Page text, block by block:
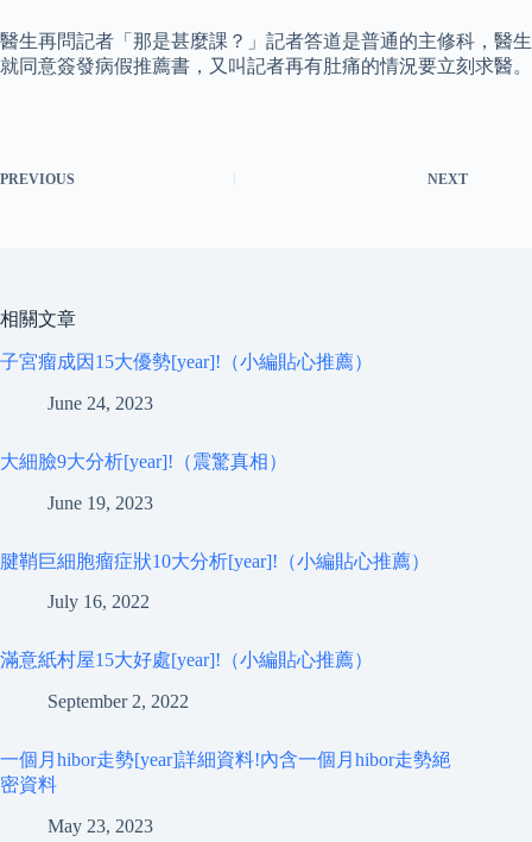
醫生再問記者「那是甚麼課？」記者答道是普通的主修科，醫生
就同意簽發病假推薦書，又叫記者再有肚痛的情況要立刻求醫。
PREVIOUS NEXT
相關文章
子宮瘤成因15大優勢[year]!（小編貼心推薦）
June 24, 2023
大細臉9大分析[year]!（震驚真相）
June 19, 2023
腱鞘巨細胞瘤症狀10大分析[year]!（小編貼心推薦）
July 16, 2022
滿意紙村屋15大好處[year]!（小編貼心推薦）
September 2, 2022
一個月hibor走勢[year]詳細資料!內含一個月hibor走勢絕
密資料
May 23, 2023